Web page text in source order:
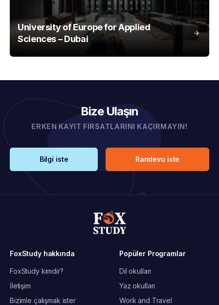
University of Europe for Applied
Sciences – Dubai
Bize Ulaşın
ERKEN KAYIT FIRSATLARINI KAÇIRMAYIN!
Bilgi iste Randevu iste
FoxStudy hakkında
FoxStudy kimdir?
İletişim
Bizimle çalışmak ister
Popüler Programlar
Dil okulları
Yaz okulları
Work and Travel